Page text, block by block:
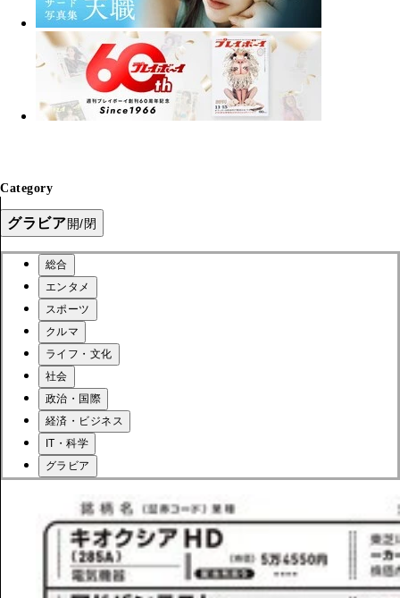
Category
グラビア開/閉
総合
エンタメ
スポーツ
クルマ
ライフ・文化
社会
政治・国際
経済・ビジネス
IT・科学
グラビア